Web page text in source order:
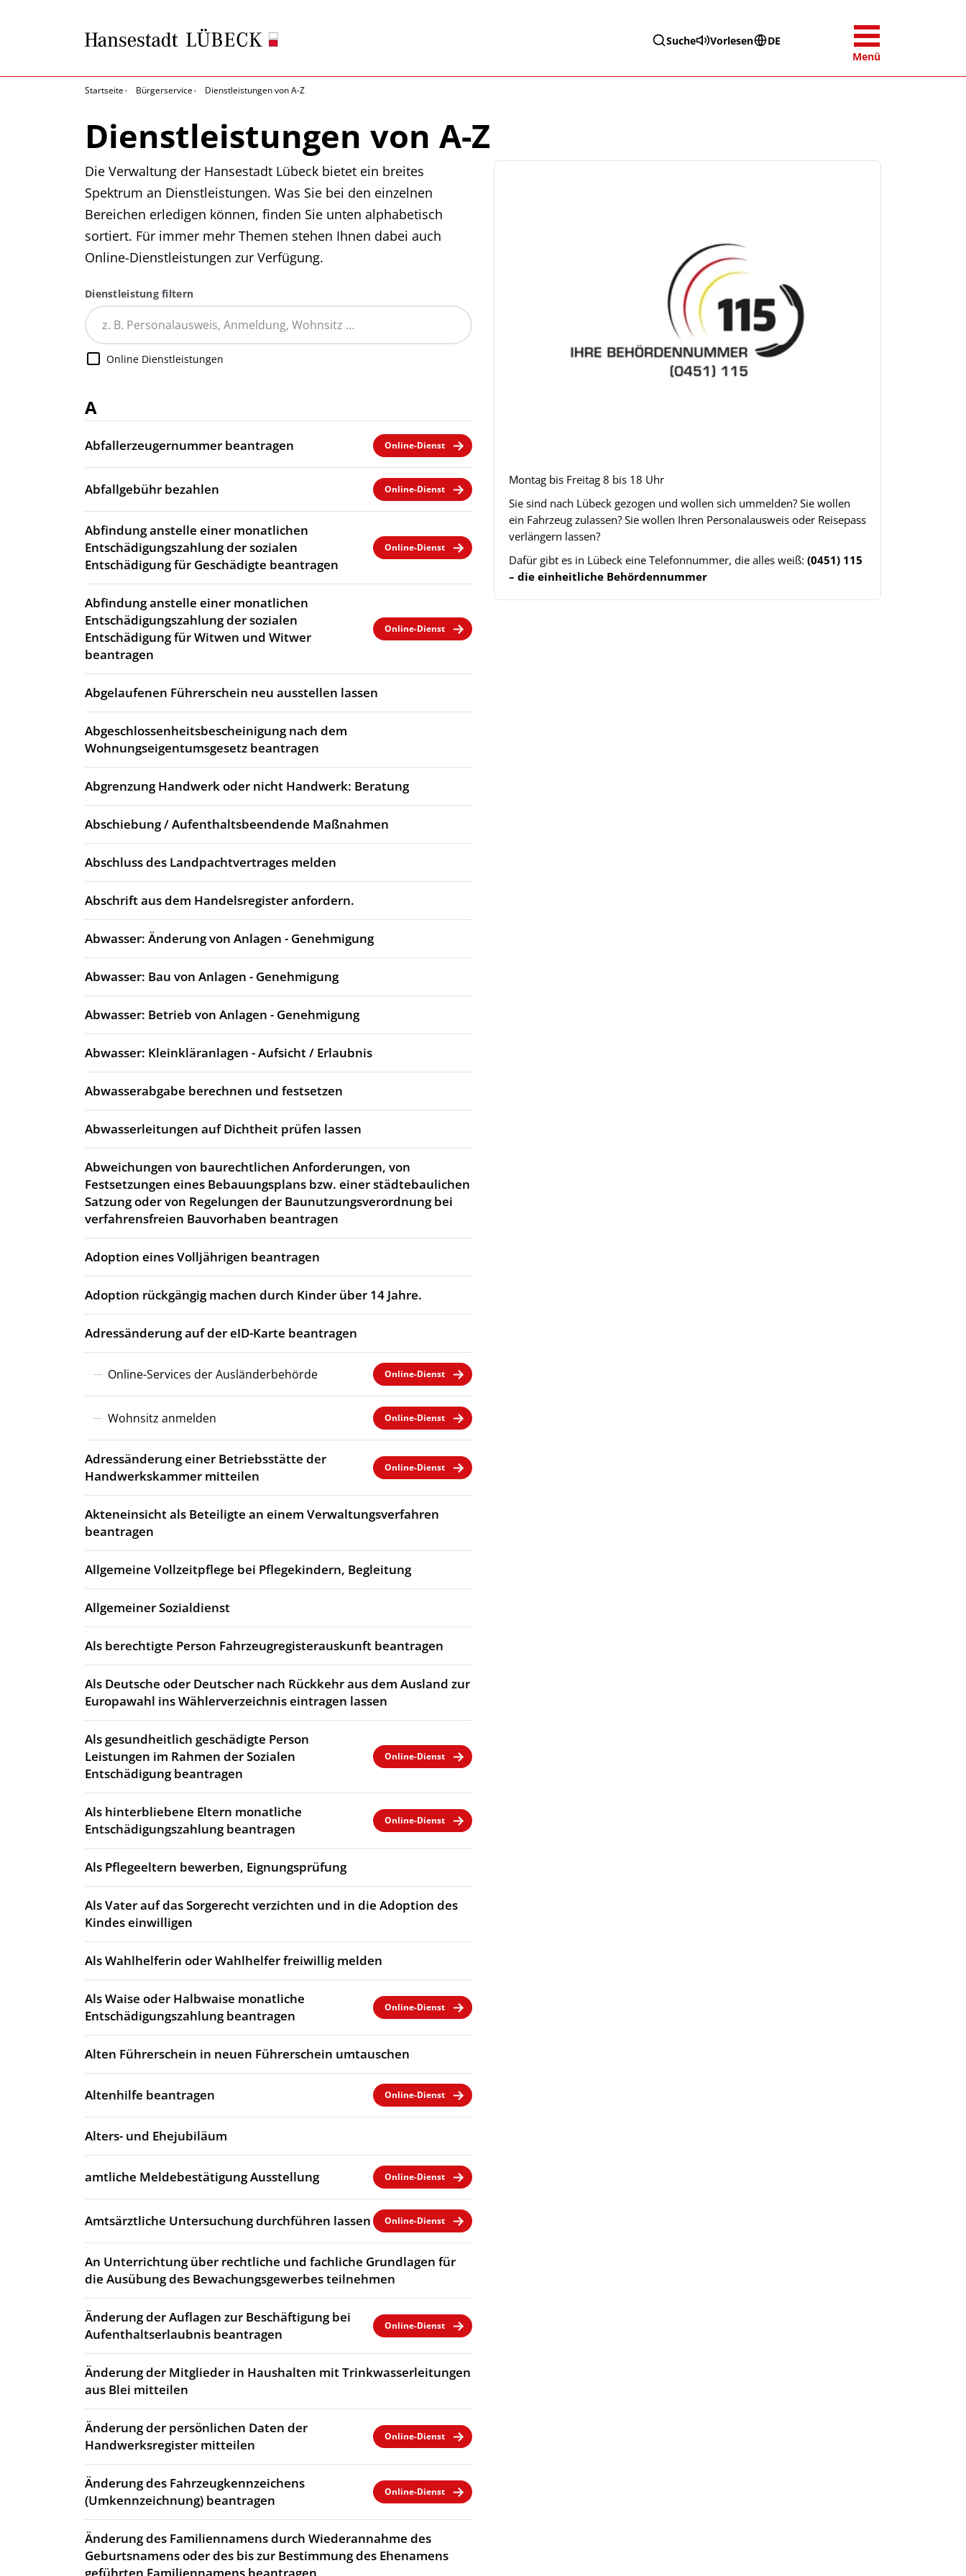
Suche Vorlesen
DE
Menü
Startseite Bürgerservice Dienstleistungen von A-Z
Dienstleistungen von A-Z
Die Verwaltung der Hansestadt Lübeck bietet ein breites
Spektrum an Dienstleistungen. Was Sie bei den einzelnen
Bereichen erledigen können, finden Sie unten alphabetisch
sortiert. Für immer mehr Themen stehen Ihnen dabei auch
Online-Dienstleistungen zur Verfügung.
Dienstleistung filtern
Online Dienstleistungen
A
Abfallerzeugernummer beantragen Online-Dienst
Abfallgebühr bezahlen Online-Dienst
Abfindung anstelle einer monatlichen
Entschädigungszahlung der sozialen
Entschädigung für Geschädigte beantragen
Online-Dienst
Abfindung anstelle einer monatlichen
Entschädigungszahlung der sozialen
Entschädigung für Witwen und Witwer
beantragen
Online-Dienst
Abgelaufenen Führerschein neu ausstellen lassen
Abgeschlossenheitsbescheinigung nach dem
Wohnungseigentumsgesetz beantragen
Abgrenzung Handwerk oder nicht Handwerk: Beratung
Abschiebung / Aufenthaltsbeendende Maßnahmen
Abschluss des Landpachtvertrages melden
Abschrift aus dem Handelsregister anfordern.
Abwasser: Änderung von Anlagen - Genehmigung
Abwasser: Bau von Anlagen - Genehmigung
Abwasser: Betrieb von Anlagen - Genehmigung
Abwasser: Kleinkläranlagen - Aufsicht / Erlaubnis
Abwasserabgabe berechnen und festsetzen
Abwasserleitungen auf Dichtheit prüfen lassen
Abweichungen von baurechtlichen Anforderungen, von
Festsetzungen eines Bebauungsplans bzw. einer städtebaulichen
Satzung oder von Regelungen der Baunutzungsverordnung bei
verfahrensfreien Bauvorhaben beantragen
Adoption eines Volljährigen beantragen
Adoption rückgängig machen durch Kinder über 14 Jahre.
Adressänderung auf der eID-Karte beantragen
Online-Services der Ausländerbehörde Online-Dienst
Wohnsitz anmelden Online-Dienst
Adressänderung einer Betriebsstätte der
Handwerkskammer mitteilen
Online-Dienst
Akteneinsicht als Beteiligte an einem Verwaltungsverfahren
beantragen
Allgemeine Vollzeitpflege bei Pflegekindern, Begleitung
Allgemeiner Sozialdienst
Als berechtigte Person Fahrzeugregisterauskunft beantragen
Als Deutsche oder Deutscher nach Rückkehr aus dem Ausland zur
Europawahl ins Wählerverzeichnis eintragen lassen
Als gesundheitlich geschädigte Person
Leistungen im Rahmen der Sozialen
Entschädigung beantragen
Online-Dienst
Als hinterbliebene Eltern monatliche
Entschädigungszahlung beantragen
Online-Dienst
Als Pflegeeltern bewerben, Eignungsprüfung
Als Vater auf das Sorgerecht verzichten und in die Adoption des
Kindes einwilligen
Als Wahlhelferin oder Wahlhelfer freiwillig melden
Als Waise oder Halbwaise monatliche
Entschädigungszahlung beantragen
Online-Dienst
Alten Führerschein in neuen Führerschein umtauschen
Altenhilfe beantragen Online-Dienst
Alters- und Ehejubiläum
amtliche Meldebestätigung Ausstellung Online-Dienst
Amtsärztliche Untersuchung durchführen lassen Online-Dienst
An Unterrichtung über rechtliche und fachliche Grundlagen für
die Ausübung des Bewachungsgewerbes teilnehmen
Änderung der Auflagen zur Beschäftigung bei
Aufenthaltserlaubnis beantragen
Online-Dienst
Änderung der Mitglieder in Haushalten mit Trinkwasserleitungen
aus Blei mitteilen
Änderung der persönlichen Daten der
Handwerksregister mitteilen
Online-Dienst
Änderung des Fahrzeugkennzeichens
(Umkennzeichnung) beantragen
Online-Dienst
Änderung des Familiennamens durch Wiederannahme des
Geburtsnamens oder des bis zur Bestimmung des Ehenamens
Montag bis Freitag 8 bis 18 Uhr
Sie sind nach Lübeck gezogen und wollen sich ummelden? Sie wollen
ein Fahrzeug zulassen? Sie wollen Ihren Personalausweis oder Reisepass
verlängern lassen?
Dafür gibt es in Lübeck eine Telefonnummer, die alles weiß: (0451) 115
– die einheitliche Behördennummer